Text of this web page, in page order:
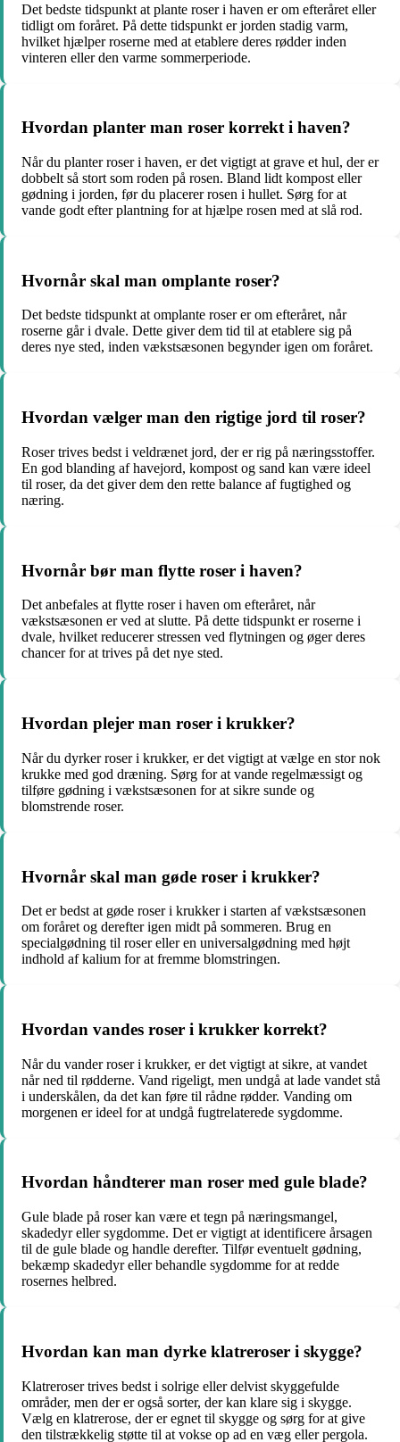
Det bedste tidspunkt at plante roser i haven er om efteråret eller
tidligt om foråret. På dette tidspunkt er jorden stadig varm,
hvilket hjælper roserne med at etablere deres rødder inden
vinteren eller den varme sommerperiode.
Hvordan planter man roser korrekt i haven?
Når du planter roser i haven, er det vigtigt at grave et hul, der er
dobbelt så stort som roden på rosen. Bland lidt kompost eller
gødning i jorden, før du placerer rosen i hullet. Sørg for at
vande godt efter plantning for at hjælpe rosen med at slå rod.
Hvornår skal man omplante roser?
Det bedste tidspunkt at omplante roser er om efteråret, når
roserne går i dvale. Dette giver dem tid til at etablere sig på
deres nye sted, inden vækstsæsonen begynder igen om foråret.
Hvordan vælger man den rigtige jord til roser?
Roser trives bedst i veldrænet jord, der er rig på næringsstoffer.
En god blanding af havejord, kompost og sand kan være ideel
til roser, da det giver dem den rette balance af fugtighed og
næring.
Hvornår bør man flytte roser i haven?
Det anbefales at flytte roser i haven om efteråret, når
vækstsæsonen er ved at slutte. På dette tidspunkt er roserne i
dvale, hvilket reducerer stressen ved flytningen og øger deres
chancer for at trives på det nye sted.
Hvordan plejer man roser i krukker?
Når du dyrker roser i krukker, er det vigtigt at vælge en stor nok
krukke med god dræning. Sørg for at vande regelmæssigt og
tilføre gødning i vækstsæsonen for at sikre sunde og
blomstrende roser.
Hvornår skal man gøde roser i krukker?
Det er bedst at gøde roser i krukker i starten af vækstsæsonen
om foråret og derefter igen midt på sommeren. Brug en
specialgødning til roser eller en universalgødning med højt
indhold af kalium for at fremme blomstringen.
Hvordan vandes roser i krukker korrekt?
Når du vander roser i krukker, er det vigtigt at sikre, at vandet
når ned til rødderne. Vand rigeligt, men undgå at lade vandet stå
i underskålen, da det kan føre til rådne rødder. Vanding om
morgenen er ideel for at undgå fugtrelaterede sygdomme.
Hvordan håndterer man roser med gule blade?
Gule blade på roser kan være et tegn på næringsmangel,
skadedyr eller sygdomme. Det er vigtigt at identificere årsagen
til de gule blade og handle derefter. Tilfør eventuelt gødning,
bekæmp skadedyr eller behandle sygdomme for at redde
rosernes helbred.
Hvordan kan man dyrke klatreroser i skygge?
Klatreroser trives bedst i solrige eller delvist skyggefulde
områder, men der er også sorter, der kan klare sig i skygge.
Vælg en klatrerose, der er egnet til skygge og sørg for at give
den tilstrækkelig støtte til at vokse op ad en væg eller pergola.